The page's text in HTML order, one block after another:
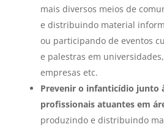
mais diversos meios de
e distribuindo material
ou participando de eventos
e palestras em
empresas etc.
Prevenir o infanticídio junto
profissionais atuantes em
produzindo e distribuindo